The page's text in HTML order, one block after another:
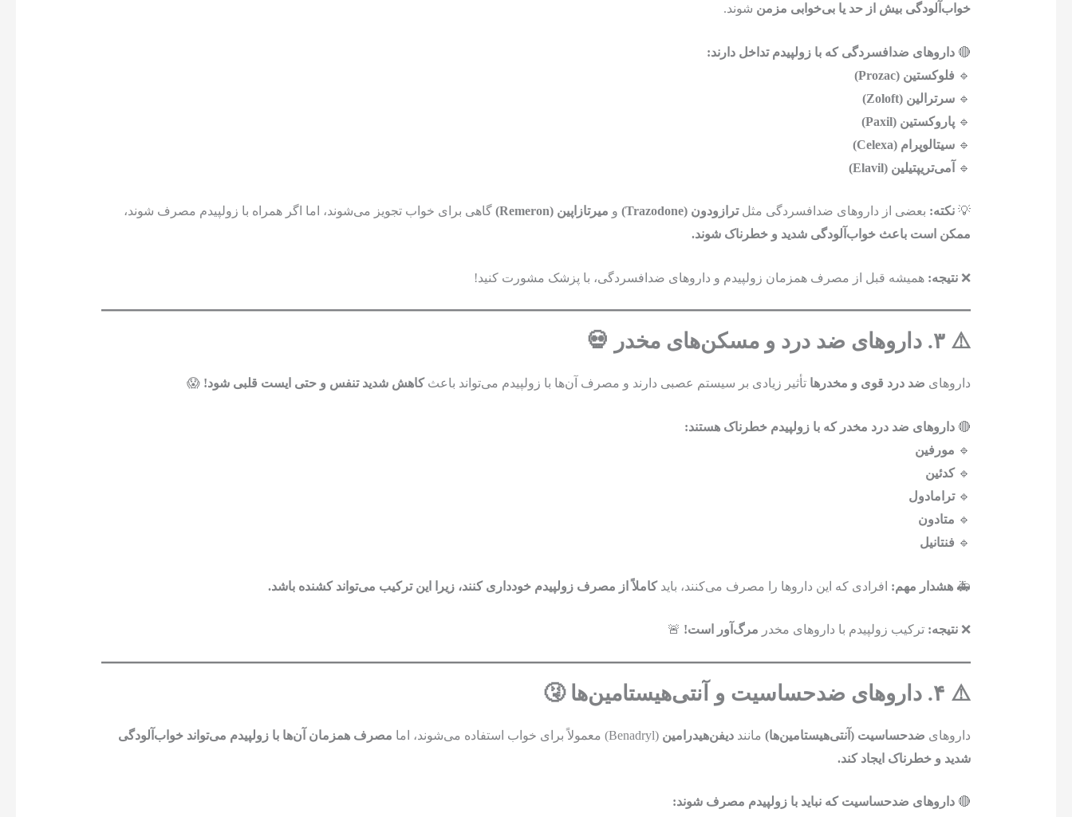
خواب‌آلودگی بیش از حد یا بی‌خوابی مزمن شوند.
🔴 داروهای ضدافسردگی که با زولپیدم تداخل دارند:
🔹 فلوکستین (Prozac)
🔹 سرترالین (Zoloft)
🔹 پاروکستین (Paxil)
🔹 سیتالوپرام (Celexa)
🔹
آمی‌تریپتیلین (Elavil)
💡 نکته: بعضی از داروهای ضدافسردگی مثلترازودون (Trazodone) و میرتازاپین (Remeron)
گاهی برای خواب تجویز می‌شوند، اما اگر همراه با زولپیدم مصرف شوند،
ممکن است باعث خواب‌آلودگی شدید و خطرناک شوند.
❌ نتیجه: همیشه قبل از مصرف همزمان زولپیدم و داروهای ضدافسردگی، با پزشک مشورت کنید!
⚠️ ۳. داروهای ضد درد و مسکن‌های مخدر 💀
داروهای ضد درد قوی و مخدرها تأثیر زیادی بر سیستم عصبی دارند و مصرف آن‌ها با زولپیدم می‌تواند باعثکاهش شدید تنفس و حتی ایست قلبی شود! 😱
🔴 داروهای ضد درد مخدر که با زولپیدم خطرناک هستند:
🔹 مورفین
🔹کدئین
🔹ترامادول
🔹 متادون
🔹 فنتانیل
🚑 هشدار مهم: افرادی که این داروها را مصرف می‌کنند، بایدکاملاً از مصرف زولپیدم خودداری کنند، زیرا این ترکیب می‌تواند کشنده باشد.
❌ نتیجه: ترکیب زولپیدم با داروهای مخدر مرگ‌آور است! 🚨
⚠️ ۴. داروهای ضدحساسیت و آنتی‌هیستامین‌ها 🤧
داروهای ضدحساسیت (آنتی‌هیستامین‌ها)مانند دیفن‌هیدرامین (Benadryl) معمولاً برای خواب استفاده می‌شوند، اما
مصرف همزمان آن‌ها با زولپیدم می‌تواند خواب‌آلودگی
شدید و خطرناک ایجاد کند.
🔴 داروهای ضدحساسیت که نباید با زولپیدم مصرف شوند: